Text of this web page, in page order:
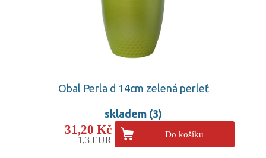
Obal Perla d 14cm zelená perleť
skladem (3)
31,20 Kč
1,3 EUR
Do košíku